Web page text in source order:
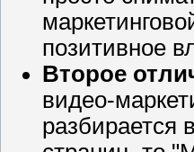
позитивное
Второе
видео-
разбирается